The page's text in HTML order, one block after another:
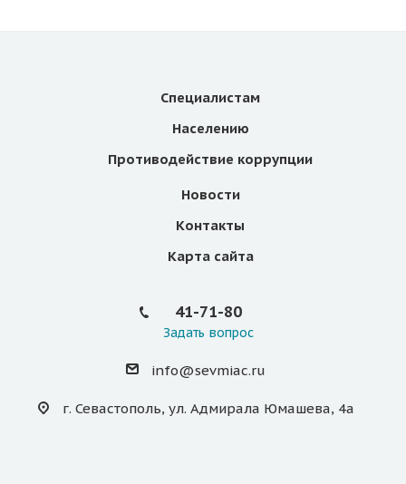
Специалистам
Населению
Противодействие коррупции
Новости
Контакты
Карта сайта
41-71-80
Задать вопрос
info@sevmiac.ru
г. Севастополь, ул. Адмирала Юмашева, 4а